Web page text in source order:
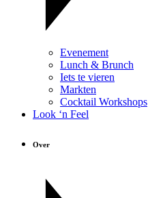
Evenement
Lunch & Brunch
Iets te vieren
Markten
Cocktail Workshops
Look ‘n Feel
Over